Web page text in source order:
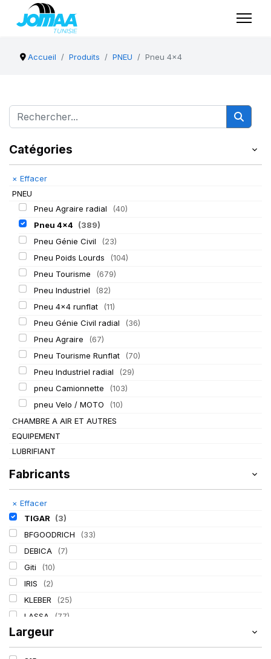
Accueil Produits PNEU Pneu 4x4
Catégories
× Effacer
PNEU
Pneu Agraire radial
(40)
Pneu 4x4 (389)
Pneu Génie Civil
(23)
Pneu Poids Lourds
(104)
Pneu Tourisme
(679)
Pneu Industriel
(82)
Pneu 4x4 runflat
(11)
Pneu Génie Civil radial
(36)
Pneu Agraire
(67)
Pneu Tourisme Runflat
(70)
Pneu Industriel radial
(29)
pneu Camionnette
(103)
pneu Velo / MOTO
(10)
CHAMBRE A AIR ET AUTRES
EQUIPEMENT
LUBRIFIANT
Fabricants
× Effacer
TIGAR
(3)
BFGOODRICH
(33)
DEBICA
(7)
Giti
(10)
IRIS
(2)
KLEBER
(25)
LASSA
(77)
LING LONG
MICHELIN (80)
Largeur